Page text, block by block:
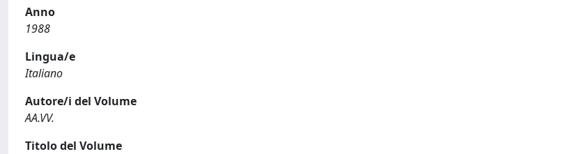
Anno
1988
Lingua/e
Italiano
Autore/i del Volume
AA.VV.
Titolo del Volume